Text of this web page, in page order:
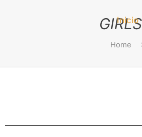
Inicio
Home